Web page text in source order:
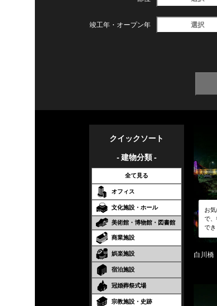
竣工年・ オープン年 選択
クイックソート
- 建物分類 -
全て見る
オフィス
文化施設・ホール
美術館・博物館・図書館
商業施設
娯楽施設
宿泊施設
冠婚葬祭式場
宗教施設・史跡
お
で
で
白川橋